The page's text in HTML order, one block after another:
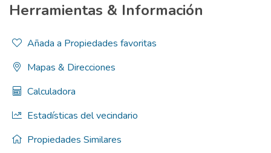
Herramientas & Información
Añada a Propiedades favoritas
Mapas & Direcciones
Calculadora
Estadísticas del vecindario
Propiedades Similares